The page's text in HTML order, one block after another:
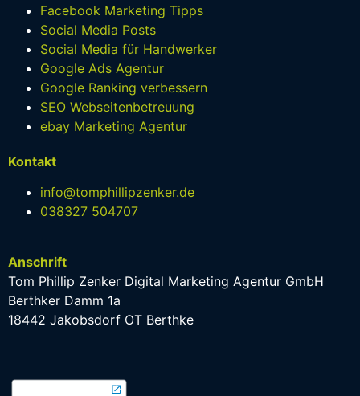
Facebook Marketing Tipps
Social Media Posts
Social Media für Handwerker
Google Ads Agentur
Google Ranking verbessern
SEO Webseitenbetreuung
ebay Marketing Agentur
Kontakt
info@tomphillipzenker.de
038327 504707
Anschrift
Tom Phillip Zenker Digital Marketing Agentur GmbH
Berthker Damm 1a
18442 Jakobsdorf OT Berthke